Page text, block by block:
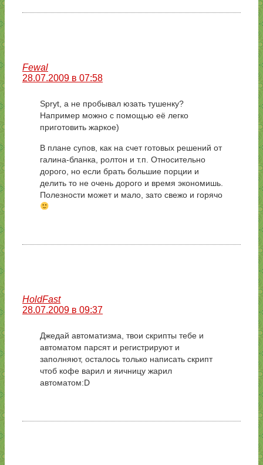
Fewal
28.07.2009 в 07:58
Spryt, а не пробывал юзать тушенку?
Например можно с помощью её легко
приготовить жаркое)
В плане супов, как на счет готовых решений от
галина-бланка, ролтон и т.п. Относительно
дорого, но если брать большие порции и
делить то не очень дорого и время экономишь.
Полезности может и мало, зато свежо и горячо
HoldFast
28.07.2009 в 09:37
Джедай автоматизма, твои скрипты тебе и
автоматом парсят и регистрируют и
заполняют, осталось только написать скрипт
чтоб кофе варил и яичницу жарил
автоматом:D